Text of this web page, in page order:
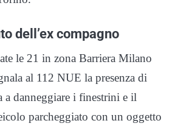
dell’ex compagno
le 21 in zona Barriera Milano
al 112 NUE la presenza di
a danneggiare i finestrini e il
parcheggiato con un oggetto